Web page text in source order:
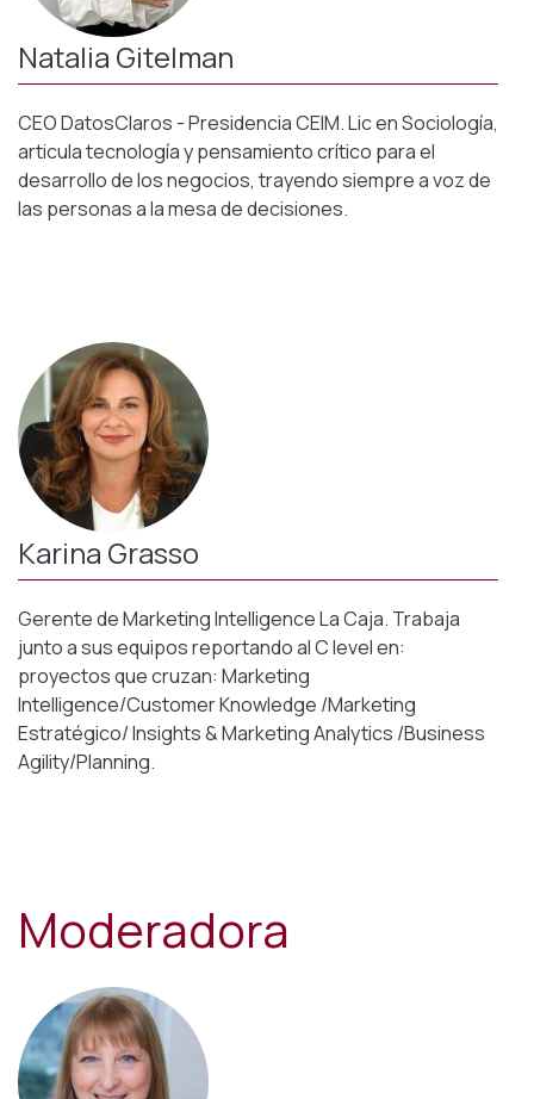
Natalia Gitelman
CEO DatosClaros - Presidencia CEIM. Lic en Sociología,
articula tecnología y pensamiento crítico para el
desarrollo de los negocios, trayendo siempre a voz de
las personas a la mesa de decisiones.
Karina Grasso
Gerente de Marketing Intelligence La Caja. Trabaja
junto a sus equipos reportando al C level en:
proyectos que cruzan: Marketing
Intelligence/Customer Knowledge /Marketing
Estratégico/ Insights & Marketing Analytics /Business
Agility/Planning.
Moderadora